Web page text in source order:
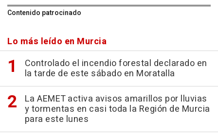
Contenido patrocinado
Lo más leído en Murcia
Controlado el incendio forestal declarado en
la tarde de este sábado en Moratalla
La AEMET activa avisos amarillos por lluvias
y tormentas en casi toda la Región de Murcia
para este lunes